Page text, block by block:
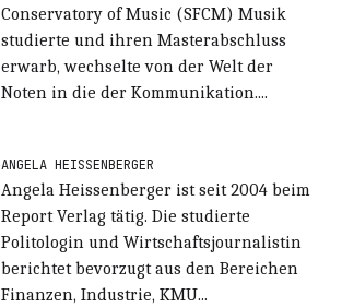
Conservatory of Music (SFCM) Musik
studierte und ihren Masterabschluss
erwarb, wechselte von der Welt der
Noten in die der Kommunikation....
ANGELA HEISSENBERGER
Angela Heissenberger ist seit 2004 beim
Report Verlag tätig. Die studierte
Politologin und Wirtschaftsjournalistin
berichtet bevorzugt aus den Bereichen
Finanzen, Industrie, KMU...